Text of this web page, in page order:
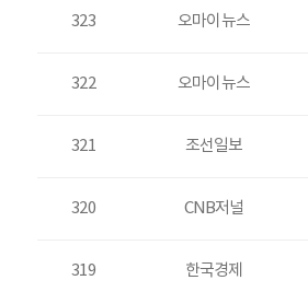
323 오마이뉴스
322 오마이뉴스
321 조선일보
320 CNB저널
319 한국경제